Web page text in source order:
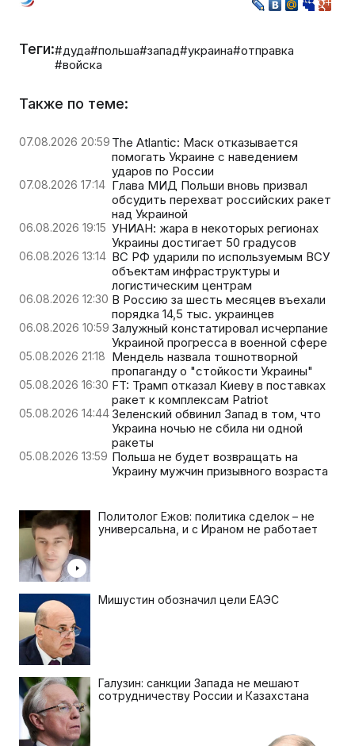
Теги:#дуда#польша#запад#украина#отправка
#войска
Также по теме:
07.08.2026 20:59 The Atlantic: Маск отказывается
помогать Украине с наведением
ударов по России
07.08.2026 17:14 Глава МИД Польши вновь призвал
обсудить перехват российских ракет
над Украиной
06.08.2026 19:15 УНИАН: жара в некоторых регионах
Украины достигает 50 градусов
06.08.2026 13:14 ВС РФ ударили по используемым ВСУ
объектам инфраструктуры и
логистическим центрам
06.08.2026 12:30 В Россию за шесть месяцев въехали
порядка 14,5 тыс. украинцев
06.08.2026 10:59 Залужный констатировал исчерпание
Украиной прогресса в военной сфере
05.08.2026 21:18 Мендель назвала тошнотворной
пропаганду о "стойкости Украины"
05.08.2026 16:30 FT: Трамп отказал Киеву в поставках
ракет к комплексам Patriot
05.08.2026 14:44 Зеленский обвинил Запад в том, что
Украина ночью не сбила ни одной
ракеты
05.08.2026 13:59 Польша не будет возвращать на
Украину мужчин призывного возраста
Политолог Ежов: политика сделок – не
универсальна, и с Ираном не работает
Мишустин обозначил цели ЕАЭС
Галузин: санкции Запада не мешают
сотрудничеству России и Казахстана